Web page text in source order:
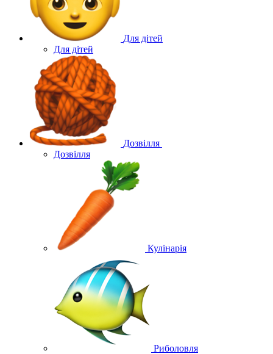
Для дітей
Для дітей
Дозвілля
Дозвілля
Кулінарія
Риболовля